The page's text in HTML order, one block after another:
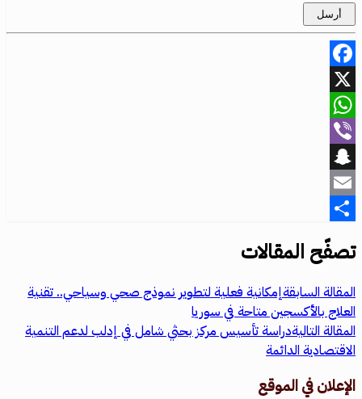
Facebook
X
WhatsApp
Viber
Snapchat
Email
Share
تصفّح المقالات
المقالة السابقةإمكانية فعلية لتطوير نموذج صحي وسياحي.. تقنية
العلاج بالأكسجين متاحة في سوريا
المقالة التاليةدراسة تأسيس مركز بحثي شامل في إدلب لدعم التنمية
الاقتصادية الدائمة
الإعلان في الموقع